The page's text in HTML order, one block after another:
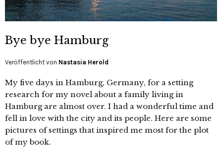
Bye bye Hamburg
Veröffentlicht von Nastasia Herold
My five days in Hamburg, Germany, for a setting
research for my novel about a family living in
Hamburg are almost over. I had a wonderful time and
fell in love with the city and its people. Here are some
pictures of settings that inspired me most for the plot
of my book.